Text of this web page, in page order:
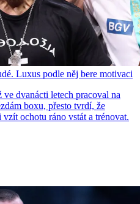
Luxus podle něj bere motivaci
dvanácti letech pracoval na
boxu, přesto tvrdí, že
ochotu ráno vstát a trénovat.